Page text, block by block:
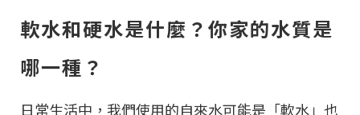
軟水和硬水是什麼？你家的水質是
哪一種？
日常生活中，我們使用的自來水可能是「軟水」也